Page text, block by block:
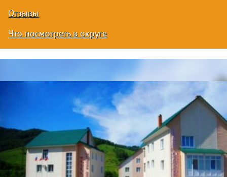
Отзывы
Что посмотреть в округе